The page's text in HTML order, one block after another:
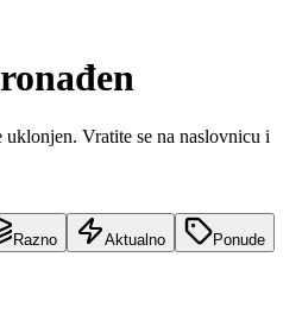
Vratite se na naslovnicu i
Razno Aktualno Ponude